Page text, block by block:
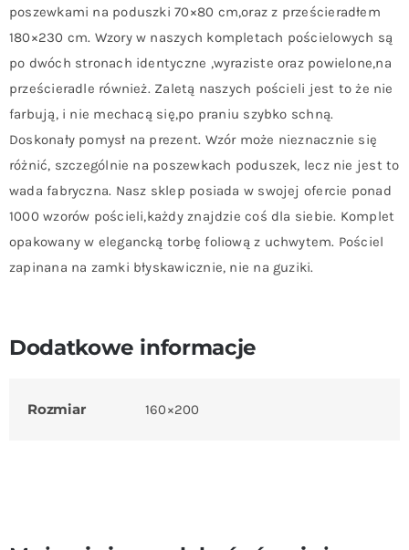
poszewkami na poduszki 70×80 cm,oraz z prześcieradłem
180×230 cm. Wzory w naszych kompletach pościelowych są
po dwóch stronach identyczne ,wyraziste oraz powielone,na
prześcieradle również. Zaletą naszych pościeli jest to że nie
farbują, i nie mechacą się,po praniu szybko schną.
Doskonały pomysł na prezent. Wzór może nieznacznie się
różnić, szczególnie na poszewkach poduszek, lecz nie jest to
wada fabryczna. Nasz sklep posiada w swojej ofercie ponad
1000 wzorów pościeli,każdy znajdzie coś dla siebie. Komplet
opakowany w elegancką torbę foliową z uchwytem. Pościel
zapinana na zamki błyskawicznie, nie na guziki.
Dodatkowe informacje
Rozmiar 160×200